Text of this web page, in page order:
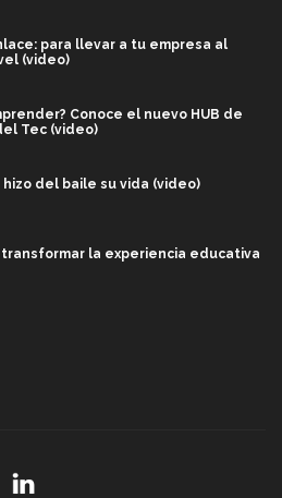
para llevar a tu empresa al
(video)
Conoce el nuevo HUB de
Tec (video)
hizo del baile su vida (video)
transformar la experiencia educativa